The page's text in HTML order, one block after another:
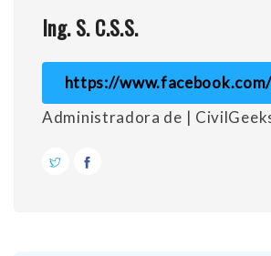
Ing. S. C.S.S.
https://
Administradora de |